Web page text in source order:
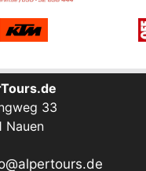
33
Nauen